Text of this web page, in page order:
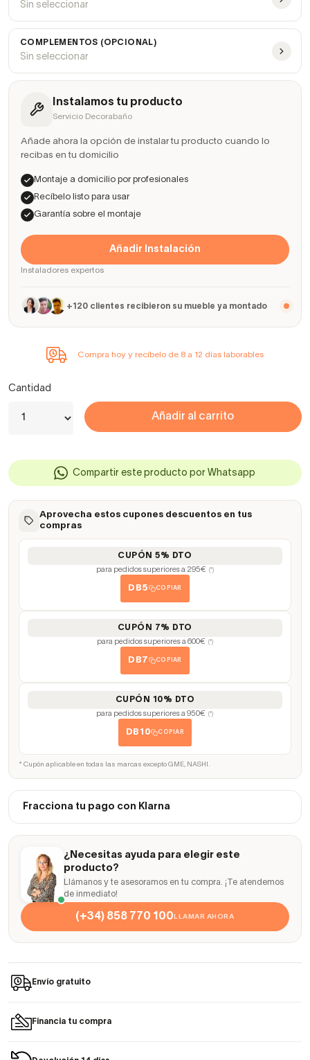
Sin seleccionar
COMPLEMENTOS (OPCIONAL)
Sin seleccionar
Instalamos tu producto
Servicio Decorabaño
Añade ahora la opción de instalar tu producto cuando lo
recibas en tu domicilio
Montaje a domicilio por profesionales
Recíbelo listo para usar
Garantía sobre el montaje
Añadir Instalación
Instaladores expertos
+120 clientes recibieron su mueble ya montado
Compra hoy y recíbelo de 8 a 12 días laborables
Cantidad
Añadir al carrito
Compartir este producto por Whatsapp
Aprovecha estos cupones descuentos en tus
compras
CUPÓN 5% DTO
para pedidos superiores a 295€ (*)
DB5 COPIAR
CUPÓN 7% DTO
para pedidos superiores a 600€ (*)
DB7 COPIAR
CUPÓN 10% DTO
para pedidos superiores a 950€ (*)
DB10 COPIAR
* Cupón aplicable en todas las marcas excepto GME, NASHI.
Fracciona tu pago con Klarna
¿Necesitas ayuda para elegir este
producto?
Llámanos y te asesoramos en tu compra. ¡Te atendemos
de inmediato!
(+34) 858 770 100LLAMAR AHORA
Envío gratuito
Financia tu compra